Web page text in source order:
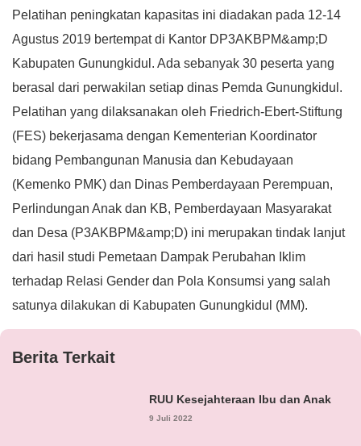
Pelatihan peningkatan kapasitas ini diadakan pada 12-14
Agustus 2019 bertempat di Kantor DP3AKBPM&amp;D
Kabupaten Gunungkidul. Ada sebanyak 30 peserta yang
berasal dari perwakilan setiap dinas Pemda Gunungkidul.
Pelatihan yang dilaksanakan oleh Friedrich-Ebert-Stiftung
(FES) bekerjasama dengan Kementerian Koordinator
bidang Pembangunan Manusia dan Kebudayaan
(Kemenko PMK) dan Dinas Pemberdayaan Perempuan,
Perlindungan Anak dan KB, Pemberdayaan Masyarakat
dan Desa (P3AKBPM&amp;D) ini merupakan tindak lanjut
dari hasil studi Pemetaan Dampak Perubahan Iklim
terhadap Relasi Gender dan Pola Konsumsi yang salah
satunya dilakukan di Kabupaten Gunungkidul (MM).
Berita Terkait
RUU Kesejahteraan Ibu dan Anak
9 Juli 2022